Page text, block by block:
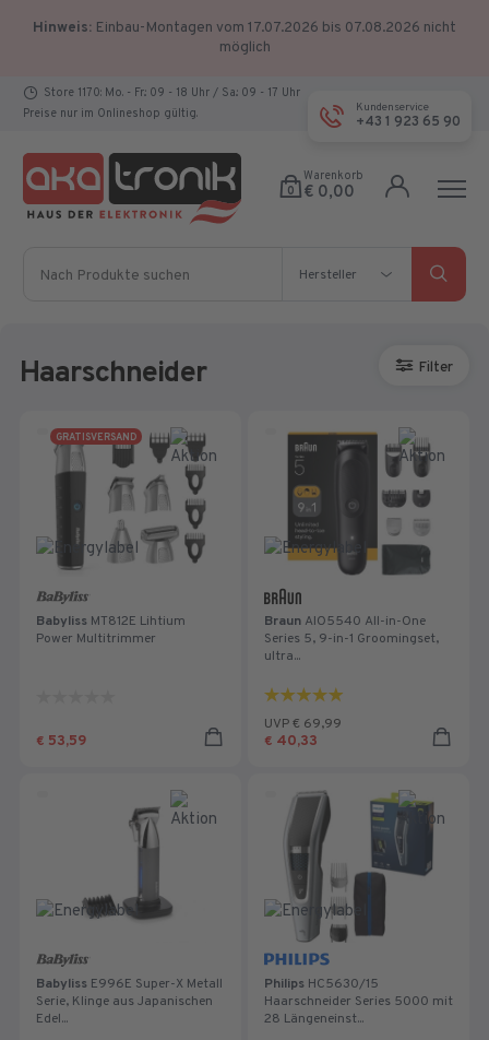
Hinweis: Einbau-Montagen vom 17.07.2026 bis 07.08.2026 nicht
möglich
Store 1170: Mo. - Fr.: 09 - 18 Uhr / Sa.: 09 - 17 Uhr
Preise nur im Onlineshop gültig.
Kundenservice
+43 1 923 65 90
0
Warenkorb
€ 0,00
Hersteller
Haarschneider Filter
GRATISVERSAND
BabylissMT812E Lihtium
Power Multitrimmer
5
€ 53,59
Braun AIO5540 All-in-One
Series 5, 9-in-1 Groomingset,
ultra...
4.9
Sternen.
Bewertungen
€ 40,33
UVP € 69,99
BabylissE996E Super-X Metall
Serie, Klinge aus Japanischen
Edel...
Philips HC5630/15
Haarschneider Series 5000 mit
28 Längeneinst...